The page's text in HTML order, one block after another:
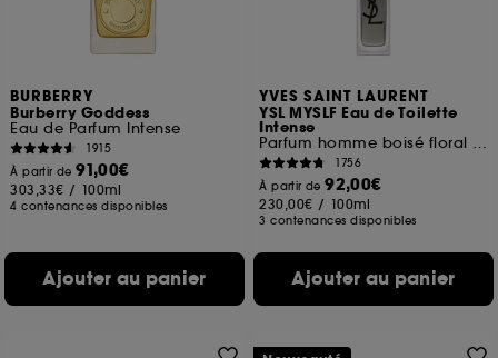
BURBERRY
Burberry Goddess
Eau de Parfum Intense
1915
À partir de91,00€
303,33€ / 100ml
4 contenances disponibles
Ajouter au panier
YVES SAINT LAURENT
YSL MYSLF Eau de Toilette
Intense
Parfum homme boisé floral musqué
1756
À partir de92,00€
230,00€ / 100ml
3 contenances disponibles
Ajouter au panier